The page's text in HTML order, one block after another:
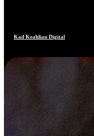
Kad Keahlian Digital